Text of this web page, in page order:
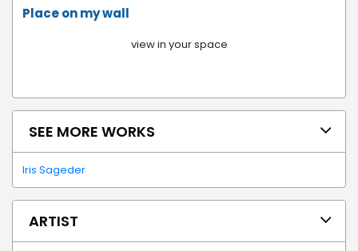
Place on my wall
view in your space
SEE MORE WORKS
Iris Sageder
ARTIST